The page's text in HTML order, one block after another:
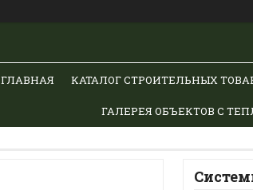
ГЛАВНАЯ КАТАЛОГ СТРОИТЕЛЬНЫХ
ГАЛЕРЕЯ ОБЪЕКТОВ С